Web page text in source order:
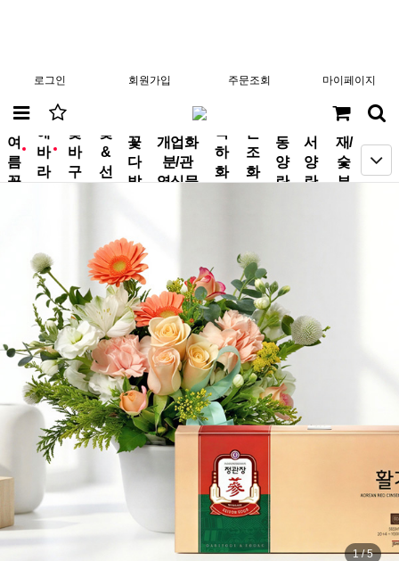
로그인 회원가입 주문조회 마이페이지
new
여
름
꽃
new
해
바
라
꽃
바
구
꽃
&
선
꽃
다
발
개업화
분/관
엽식물
축
하
화
근
조
화
동
양
란
서
양
란
분
재/
숯
부
1 / 5